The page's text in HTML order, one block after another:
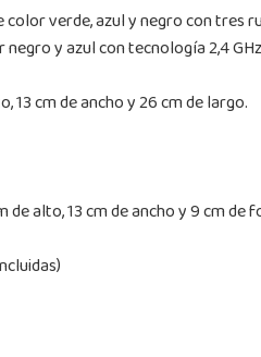
verde, azul y negro con
y azul con tecnología 2,4
13 cm de ancho y 26 cm de largo.
alto, 13 cm de ancho y 9 cm de